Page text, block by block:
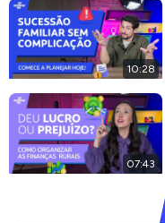
10:28
07:43